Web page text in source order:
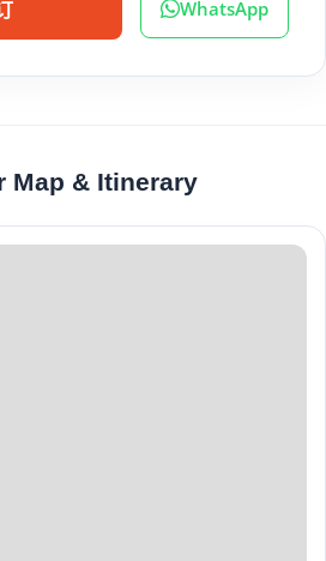
WhatsApp
Map & Itinerary